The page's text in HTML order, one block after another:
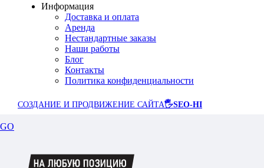
Информация
Доставка и оплата
Аренда
Нестандартные заказы
Наши работы
Блог
Контакты
Политика конфиденциальности
СОЗДАНИЕ И ПРОДВИЖЕНИЕ САЙТА🖐SEO-HI
GO